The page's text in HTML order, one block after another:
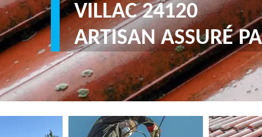
VILLAC 24120
ARTISAN ASSURÉ